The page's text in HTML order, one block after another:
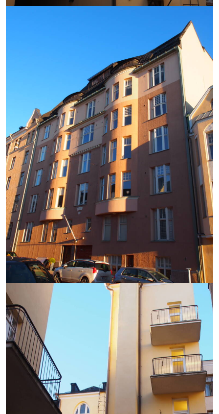
content/uploads/2025/12/
https://saumasters.fi/wp-
content/uploads/2025/12/
rotated.jpg